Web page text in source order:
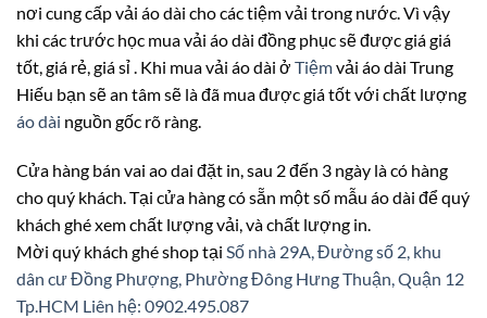
nơi cung cấp vải áo dài cho các tiệm vải trong nước. Vì vậy
khi các trước học mua vải áo dài đồng phục sẽ được giá giá
tốt, giá rẻ, giá sỉ . Khi mua vải áo dài ở Tiệmvải áo dài Trung
Hiếu bạn sẽ an tâm sẽ là đã mua được giá tốt với chất lượng
áo dài nguồn gốc rõ ràng.
Cửa hàng bán vai ao dai đặt in, sau 2 đến 3 ngày là có hàng
cho quý khách. Tại cửa hàng có sẵn một số mẫu áo dài để quý
khách ghé xem chất lượng vải, và chất lượng in.
Mời quý khách ghé shop tại Số nhà 29A, Đường số 2, khu
dân cư Đồng Phượng, Phường Đông Hưng Thuận, Quận 12
Tp.HCM Liên hệ: 0902.495.087